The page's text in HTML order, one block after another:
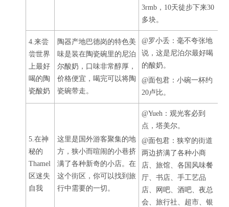
3rmb，10天徒步下来30
多块。
4.来尝
尝世界
上最好
喝的陶
瓷酸奶
陶器产地巴德岗的特色美
味是装在陶瓷碗里的尼泊
尔酸奶，口味非常醇厚，
价格便宜，喝完可以将陶
瓷碗带走。
@罗小丢：毫不夸张地
说，这是尼泊尔最好喝
的酸奶。
@面包君：小碗一杯约
20卢比。
5.在神
秘的
Thamel
区迷失
自我
这里是国外游客聚集的地
方，狭小而喧闹的小巷挤
满了各种新奇的小店。在
这个街区，你可以找到旅
行中需要的一切。
@Yueh：观光客必到
点，塔美尔。
@面包君：狭窄的街道
两边挤满了各种小商
店、旅馆、各国风味餐
厅、书店、手工艺品
店、网吧、酒吧、夜总
会、旅行社、超市、银